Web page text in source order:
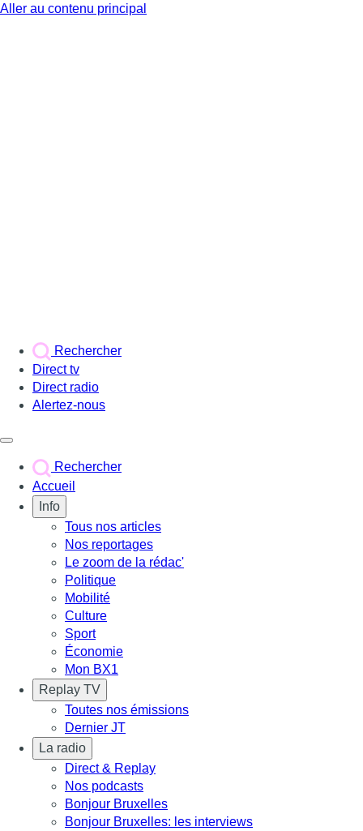
Aller au contenu principal
Rechercher
Direct tv
Direct radio
Alertez-nous
Rechercher
Accueil
Info
Tous nos articles
Nos reportages
Le zoom de la rédac'
Politique
Mobilité
Culture
Sport
Économie
Mon BX1
Replay TV
Toutes nos émissions
Dernier JT
La radio
Direct & Replay
Nos podcasts
Bonjour Bruxelles
Bonjour Bruxelles: les interviews